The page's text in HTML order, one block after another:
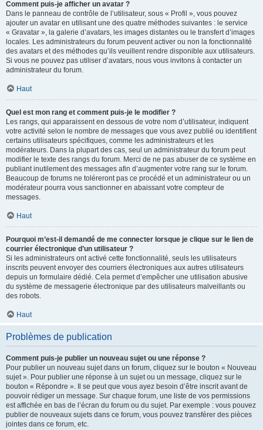
Comment puis-je afficher un avatar ?
Dans le panneau de contrôle de l’utilisateur, sous « Profil », vous pouvez
ajouter un avatar en utilisant une des quatre méthodes suivantes : le service
« Gravatar », la galerie d’avatars, les images distantes ou le transfert d’images
locales. Les administrateurs du forum peuvent activer ou non la fonctionnalité
des avatars et des méthodes qu’ils veuillent rendre disponible aux utilisateurs.
Si vous ne pouvez pas utiliser d’avatars, nous vous invitons à contacter un
administrateur du forum.
Haut
Quel est mon rang et comment puis-je le modifier ?
Les rangs, qui apparaissent en dessous de votre nom d’utilisateur, indiquent
votre activité selon le nombre de messages que vous avez publié ou identifient
certains utilisateurs spécifiques, comme les administrateurs et les
modérateurs. Dans la plupart des cas, seul un administrateur du forum peut
modifier le texte des rangs du forum. Merci de ne pas abuser de ce système en
publiant inutilement des messages afin d’augmenter votre rang sur le forum.
Beaucoup de forums ne toléreront pas ce procédé et un administrateur ou un
modérateur pourra vous sanctionner en abaissant votre compteur de
messages.
Haut
Pourquoi m’est-il demandé de me connecter lorsque je clique sur le lien de
courrier électronique d’un utilisateur ?
Si les administrateurs ont activé cette fonctionnalité, seuls les utilisateurs
inscrits peuvent envoyer des courriers électroniques aux autres utilisateurs
depuis un formulaire dédié. Cela permet d’empêcher une utilisation abusive
du système de messagerie électronique par des utilisateurs malveillants ou
des robots.
Haut
Problèmes de publication
Comment puis-je publier un nouveau sujet ou une réponse ?
Pour publier un nouveau sujet dans un forum, cliquez sur le bouton « Nouveau
sujet ». Pour publier une réponse à un sujet ou un message, cliquez sur le
bouton « Répondre ». Il se peut que vous ayez besoin d’être inscrit avant de
pouvoir rédiger un message. Sur chaque forum, une liste de vos permissions
est affichée en bas de l’écran du forum ou du sujet. Par exemple : vous pouvez
publier de nouveaux sujets dans ce forum, vous pouvez transférer des pièces
jointes dans ce forum, etc.